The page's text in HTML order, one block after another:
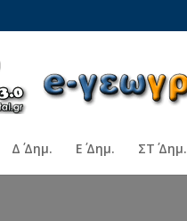
Δ΄ Δημ. Ε΄ Δημ. ΣΤ΄ Δημ.